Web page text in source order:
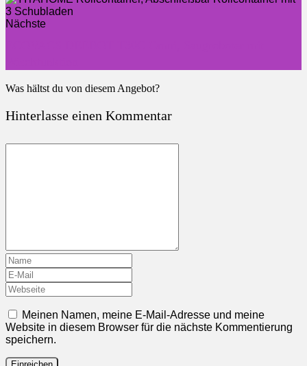
Nächste
Was hältst du von diesem Angebot?
Hinterlasse einen Kommentar
Meinen Namen, meine E-Mail-Adresse und meine
Website in diesem Browser für die nächste Kommentierung
speichern.